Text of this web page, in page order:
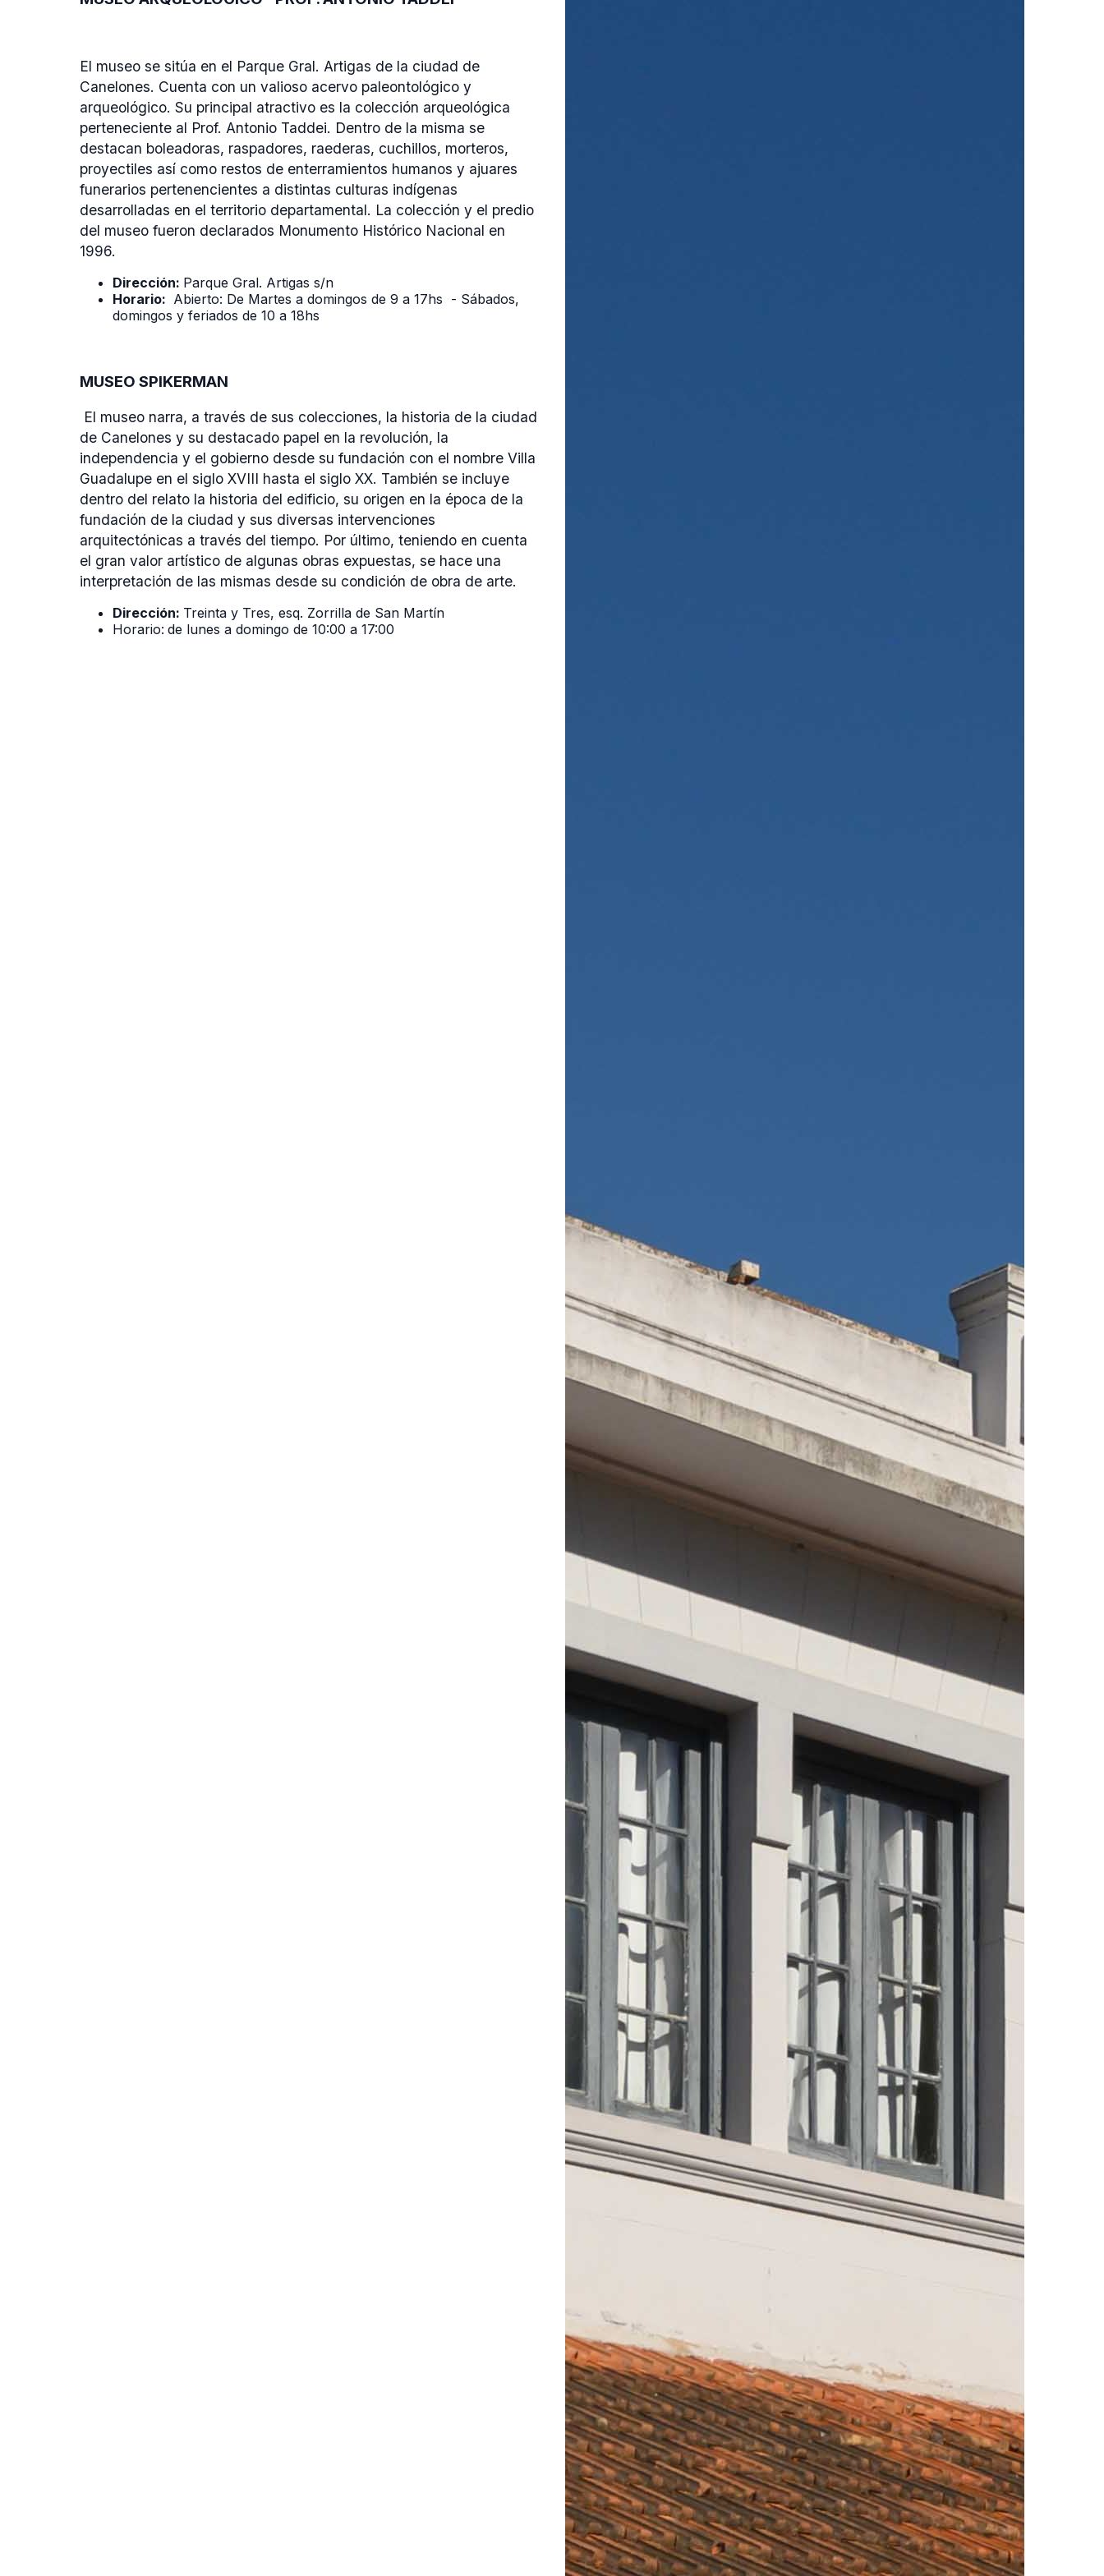
El museo se sitúa en el Parque Gral. Artigas de la ciudad de
Canelones. Cuenta con un valioso acervo paleontológico y
arqueológico. Su principal atractivo es la colección arqueológica
perteneciente al Prof. Antonio Taddei. Dentro de la misma se
destacan boleadoras, raspadores, raederas, cuchillos, morteros,
proyectiles así como restos de enterramientos humanos y ajuares
funerarios pertenencientes a distintas culturas indígenas
desarrolladas en el territorio departamental. La colección y el predio
del museo fueron declarados Monumento Histórico Nacional en
1996.
Dirección: Parque Gral. Artigas s/n
Horario: Abierto: De Martes a domingos de 9 a 17hs - Sábados,
domingos y feriados de 10 a 18hs
MUSEO SPIKERMAN
El museo narra, a través de sus colecciones, la historia de la ciudad
de Canelones y su destacado papel en la revolución, la
independencia y el gobierno desde su fundación con el nombre Villa
Guadalupe en el siglo XVIII hasta el siglo XX. También se incluye
dentro del relato la historia del edificio, su origen en la época de la
fundación de la ciudad y sus diversas intervenciones
arquitectónicas a través del tiempo. Por último, teniendo en cuenta
el gran valor artístico de algunas obras expuestas, se hace una
interpretación de las mismas desde su condición de obra de arte.
Dirección: Treinta y Tres, esq. Zorrilla de San Martín
Horario: de lunes a domingo de 10:00 a 17:00